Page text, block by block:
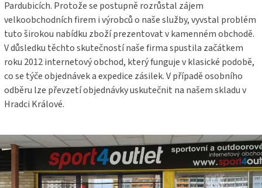
Pardubicích. Protože se postupně rozrůstal zájem
velkoobchodních firem i výrobců o naše služby, vyvstal problém
tuto širokou nabídku zboží prezentovat v kamenném obchodě.
V důsledku těchto skutečností naše firma spustila začátkem
roku 2012 internetový obchod, který funguje v klasické podobě,
co se týče objednávek a expedice zásilek. V případě osobního
odběru lze převzetí objednávky uskutečnit na našem skladu v
Hradci Králové.